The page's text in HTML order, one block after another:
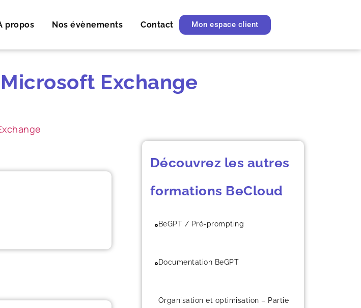
propos Nos évènements Contact Mon espace client
Exchange
Découvrez les autres
formations BeCloud
BeGPT / Pré-prompting
Documentation BeGPT
Organisation et optimisation – Partie